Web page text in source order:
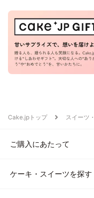
Cake.jpトップ スイーツ
ご購入にあたって
ケーキ・スイーツを探す